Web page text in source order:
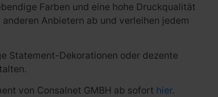
Farben und eine hohe Druckqualität
Anbietern ab und verleihen jedem
Statement-Dekorationen oder dezente
von Consalnet GMBH ab sofort hier.